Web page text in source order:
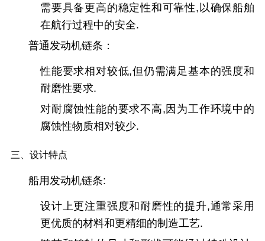
需要具备更高的稳定性和可靠性,以确保船舶
在航行过程中的安全.
普通发动机链条 ：
性能要求相对较低,但仍需满足基本的强度和
耐磨性要求.
对耐腐蚀性能的要求不高,因为工作环境中的
腐蚀性物质相对较少.
三、设计特点
船用发动机链条:
设计上更注重强度和耐磨性的提升,通常采用
更优质的材料和更精细的制造工艺.